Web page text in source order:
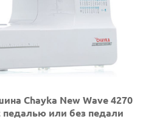
Chayka New Wave 4270
педалью или без педали